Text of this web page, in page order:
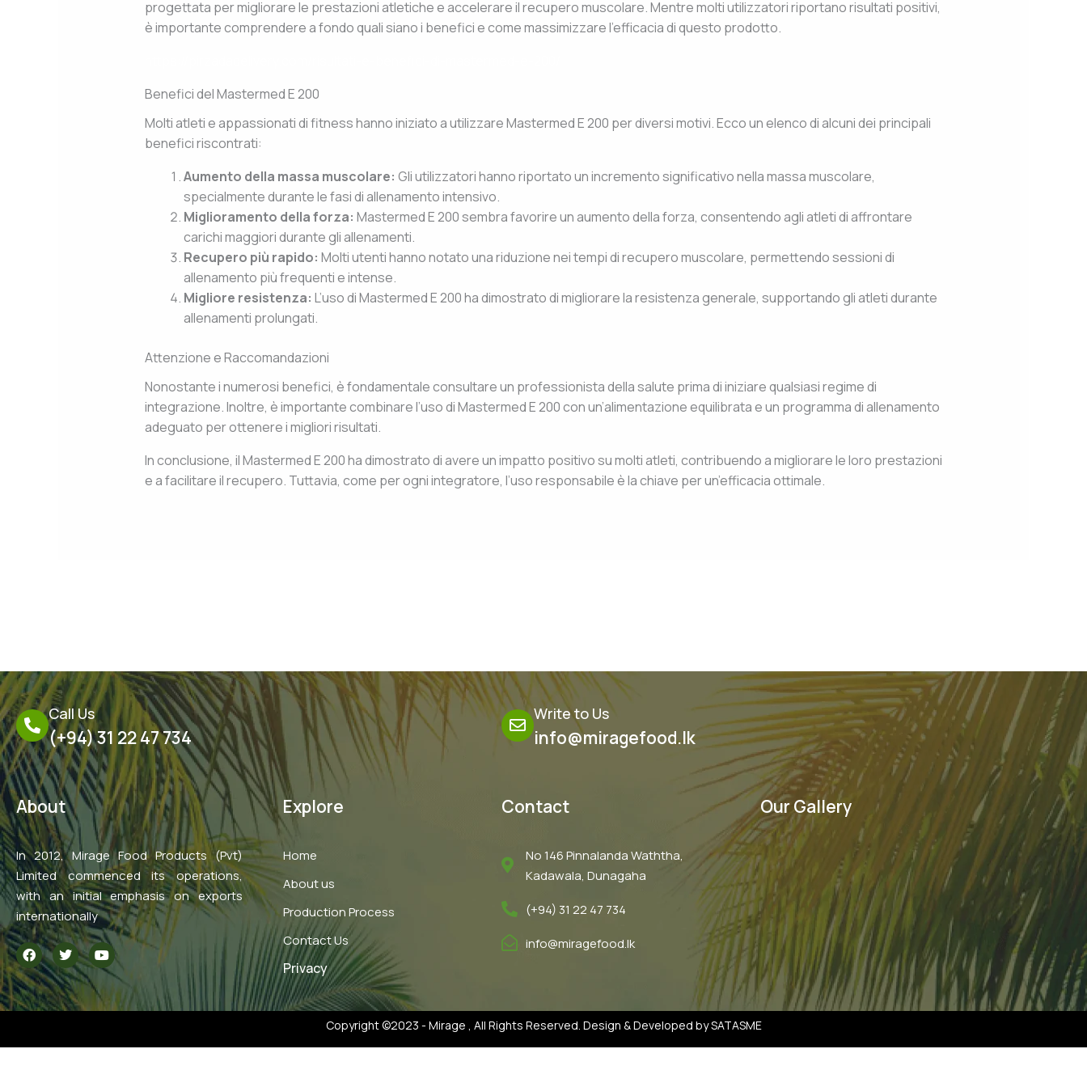
progettata per migliorare le prestazioni atletiche e accelerare il recupero muscolare. Mentre molti utilizzatori riportano risultati positivi,
è importante comprendere a fondo quali siano i benefici e come massimizzare l’efficacia di questo prodotto.
Benefici del Mastermed E 200
Molti atleti e appassionati di fitness hanno iniziato a utilizzare Mastermed E 200 per diversi motivi. Ecco un elenco di alcuni dei principali
benefici riscontrati:
Aumento della massa muscolare: Gli utilizzatori hanno riportato un incremento significativo nella massa muscolare,
specialmente durante le fasi di allenamento intensivo.
Miglioramento della forza: Mastermed E 200 sembra favorire un aumento della forza, consentendo agli atleti di affrontare
carichi maggiori durante gli allenamenti.
Recupero più rapido: Molti utenti hanno notato una riduzione nei tempi di recupero muscolare, permettendo sessioni di
allenamento più frequenti e intense.
Migliore resistenza: L’uso di Mastermed E 200 ha dimostrato di migliorare la resistenza generale, supportando gli atleti durante
allenamenti prolungati.
Attenzione e Raccomandazioni
Nonostante i numerosi benefici, è fondamentale consultare un professionista della salute prima di iniziare qualsiasi regime di
integrazione. Inoltre, è importante combinare l’uso di Mastermed E 200 con un’alimentazione equilibrata e un programma di allenamento
adeguato per ottenere i migliori risultati.
In conclusione, il Mastermed E 200 ha dimostrato di avere un impatto positivo su molti atleti, contribuendo a migliorare le loro prestazioni
e a facilitare il recupero. Tuttavia, come per ogni integratore, l’uso responsabile è la chiave per un’efficacia ottimale.
Call Us
(+94) 31 22 47 734
Write to Us
info@miragefood.lk
About
In 2012, Mirage Food Products (Pvt)
Limited commenced its operations,
with an initial emphasis on exports
internationally
F
a
c
e
b
o
T
w
i
t
t
e
Y
o
u
t
u
b
Explore
Home
About us
Production Process
Contact Us
Privacy
Contact
No 146 Pinnalanda Waththa,
Kadawala, Dunagaha
(+94) 31 22 47 734
info@miragefood.lk
Our Gallery
Copyright ©2023 - Mirage , All Rights Reserved. Design & Developed by SATASME